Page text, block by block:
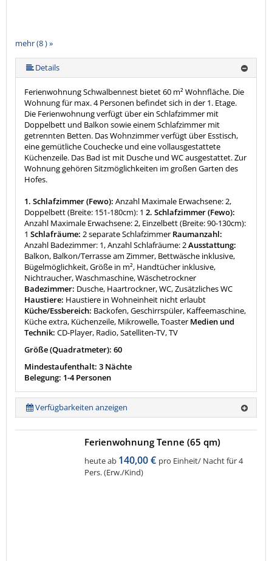
mehr (8 ) »
mehr (8 ) »
mehr (8 ) »
mehr (8 ) »
mehr (8 ) »
Details
Ferienwohnung Schwalbennest bietet 60 m² Wohnfläche. Die
Wohnung für max. 4 Personen befindet sich in der 1. Etage.
Die Ferienwohnung verfügt über ein Schlafzimmer mit
Doppelbett und Balkon sowie einem Schlafzimmer mit
getrennten Betten. Das Wohnzimmer verfügt über Esstisch,
eine gemütliche Couchecke und eine vollausgestattete
Küchenzeile. Das Bad ist mit Dusche und WC ausgestattet. Zur
Wohnung gehören Sitzmöglichkeiten im großen Garten des
Hofes.
1. Schlafzimmer (Fewo): Anzahl Maximale Erwachsene: 2,
Doppelbett (Breite: 151-180cm): 1 2. Schlafzimmer (Fewo):
Anzahl Maximale Erwachsene: 2, Einzelbett (Breite: 90-130cm):
1 Schlafräume: 2 separate Schlafzimmer Raumanzahl:
Anzahl Badezimmer: 1, Anzahl Schlafräume: 2Ausstattung:
Balkon, Balkon/Terrasse am Zimmer, Bettwäsche inklusive,
Bügelmöglichkeit, Größe in m², Handtücher inklusive,
Nichtraucher, Waschmaschine, Wäschetrockner
Badezimmer: Dusche, Haartrockner, WC, Zusätzliches WC
Haustiere: Haustiere in Wohneinheit nicht erlaubt
Küche/Essbereich: Backofen, Geschirrspüler, Kaffeemaschine,
Küche extra, Küchenzeile, Mikrowelle, Toaster Medien und
Technik: CD-Player, Radio, Satelliten-TV, TV
Größe (Quadratmeter): 60
Mindestaufenthalt: 3 Nächte
Belegung: 1-4 Personen
Verfügbarkeiten anzeigen
Ferienwohnung Tenne (65 qm)
heute ab 140,00 € pro Einheit/ Nacht für 4
Pers. (Erw./Kind)